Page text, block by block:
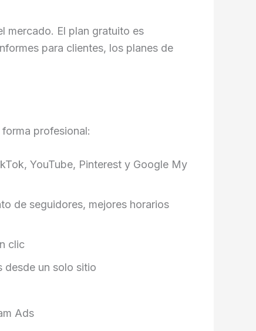
mercado. El plan gratuito es
para clientes, los planes de
profesional:
YouTube, Pinterest y Google My
de seguidores, mejores horarios
clic
desde un solo sitio
Ads